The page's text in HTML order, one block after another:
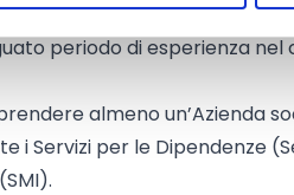
(sez. A e B) in
periodo di esperienza nel
almeno un’Azienda
i Servizi per le Dipendenze